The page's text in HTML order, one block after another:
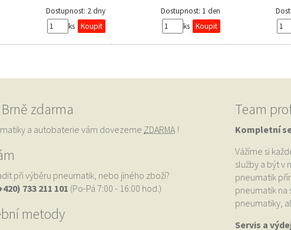
Dostupnost: 2 dny
ks
Dostupnost: 1 den
ks
zdarma
a autobaterie vám dovezeme ZDARMA !
při výběru pneumatik, nebo jiného zboží?
733 211 101 (Po-Pá 7:00 - 16:00 hod.)
metody
Team
Kompletní
Vážíme si
služby a být v
pneumatik
pneumatik na
pneumatiky,
Servis a